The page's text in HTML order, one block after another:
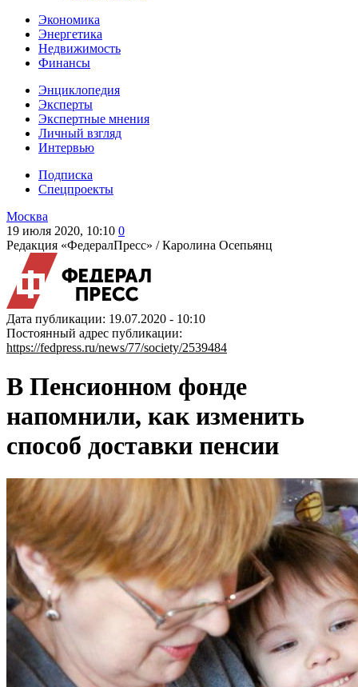
Экономика
Энергетика
Недвижимость
Финансы
Энциклопедия
Эксперты
Экспертные мнения
Личный взгляд
Интервью
Подписка
Спецпроекты
Москва
19 июля 2020, 10:10 0
Редакция «ФедералПресс» /Каролина Осепьянц
Дата публикации: 19.07.2020 - 10:10
Постоянный адрес публикации:
https://fedpress.ru/news/77/society/2539484
В Пенсионном фонде
напомнили, как изменить
способ доставки пенсии